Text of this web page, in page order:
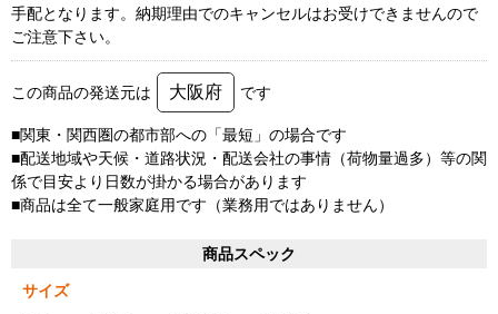
手配となります。納期理由でのキャンセルはお受けできませんので
ご注意下さい。
この商品の発送元は 大阪府 です
■関東・関西圏の都市部への「最短」の場合です
■配送地域や天候・道路状況・配送会社の事情（荷物量過多）等の関
係で目安より日数が掛かる場合があります
■商品は全て一般家庭用です（業務用ではありません）
商品スペック
サイズ